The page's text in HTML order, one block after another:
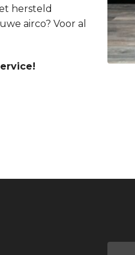
hersteld
airco? Voor al